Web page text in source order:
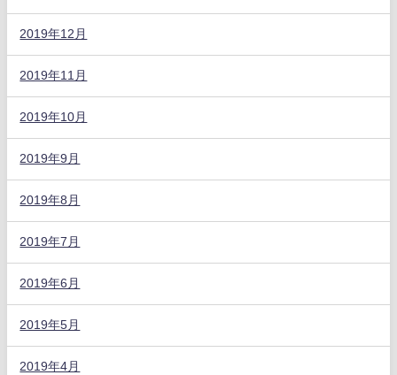
2019年12月
2019年11月
2019年10月
2019年9月
2019年8月
2019年7月
2019年6月
2019年5月
2019年4月